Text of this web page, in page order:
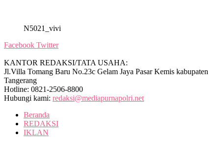
N5021_vivi
Facebook Twitter
KANTOR REDAKSI/TATA USAHA:
Jl.Villa Tomang Baru No.23c Gelam Jaya Pasar Kemis kabupaten
Tangerang
Hotline: 0821-2506-8800
Hubungi kami: redaksi@mediapurnapolri.net
Beranda
REDAKSI
IKLAN